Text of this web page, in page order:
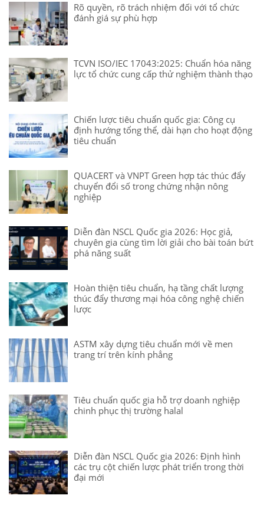
Rõ quyền, rõ trách nhiệm đối với tổ chức
đánh giá sự phù hợp
TCVN ISO/IEC 17043:2025: Chuẩn hóa năng
lực tổ chức cung cấp thử nghiệm thành thạo
Chiến lược tiêu chuẩn quốc gia: Công cụ
định hướng tổng thể, dài hạn cho hoạt động
tiêu chuẩn
QUACERT và VNPT Green hợp tác thúc đẩy
chuyển đổi số trong chứng nhận nông
nghiệp
Diễn đàn NSCL Quốc gia 2026: Học giả,
chuyên gia cùng tìm lời giải cho bài toán bứt
phá năng suất
Hoàn thiện tiêu chuẩn, hạ tầng chất lượng
thúc đẩy thương mại hóa công nghệ chiến
lược
ASTM xây dựng tiêu chuẩn mới về men
trang trí trên kính phẳng
Tiêu chuẩn quốc gia hỗ trợ doanh nghiệp
chinh phục thị trường halal
Diễn đàn NSCL Quốc gia 2026: Định hình
các trụ cột chiến lược phát triển trong thời
đại mới